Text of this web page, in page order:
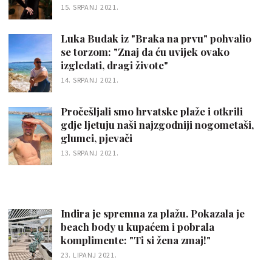
15. SRPANJ 2021.
Luka Budak iz "Braka na prvu" pohvalio
se torzom: "Znaj da ću uvijek ovako
izgledati, dragi živote"
14. SRPANJ 2021.
Pročešljali smo hrvatske plaže i otkrili
gdje ljetuju naši najzgodniji nogometaši,
glumci, pjevači
13. SRPANJ 2021.
Indira je spremna za plažu. Pokazala je
beach body u kupaćem i pobrala
komplimente: "Ti si žena zmaj!"
23. LIPANJ 2021.